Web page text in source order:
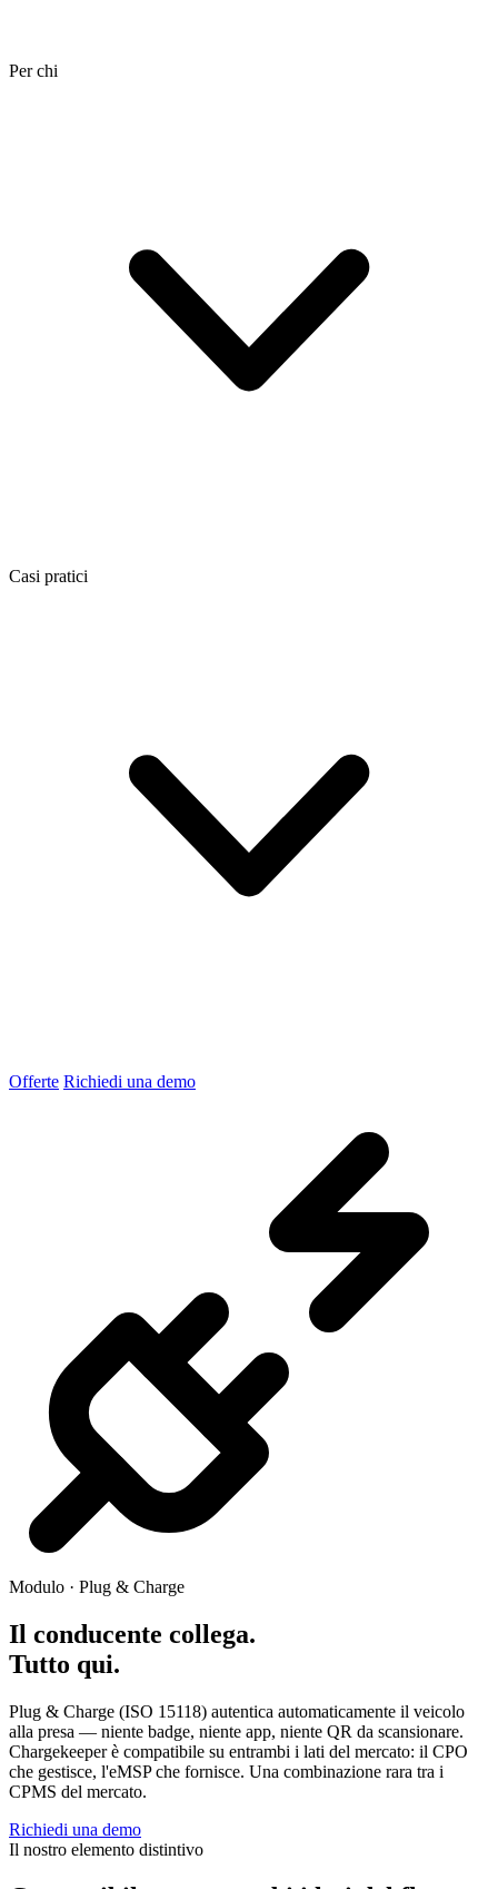
Per chi
Casi pratici
Offerte Richiedi una demo
Modulo · Plug & Charge
Il conducente collega.
Tutto qui.
Plug & Charge (ISO 15118) autentica automaticamente il veicolo
alla presa — niente badge, niente app, niente QR da scansionare.
Chargekeeper è compatibile su entrambi i lati del mercato: il CPO
che gestisce, l'eMSP che fornisce. Una combinazione rara tra i
CPMS del mercato.
Richiedi una demo
Il nostro elemento distintivo